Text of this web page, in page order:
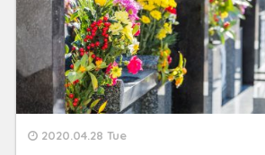
2020.04.28 Tue